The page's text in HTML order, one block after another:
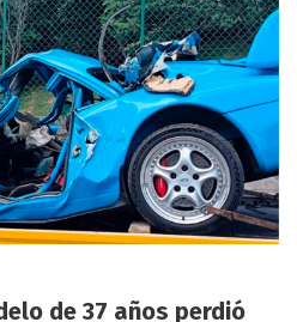
de 37 años perdió